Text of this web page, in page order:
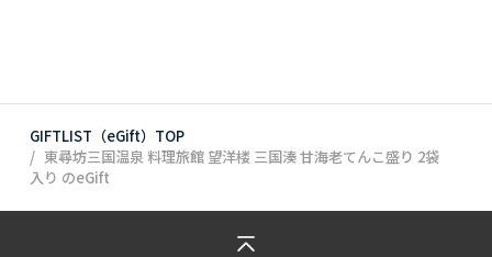
GIFTLIST（eGift）TOP
東尋坊三国温泉 料理旅館 望洋楼 三国湊 甘海老てんこ盛り 2袋
入り のeGift